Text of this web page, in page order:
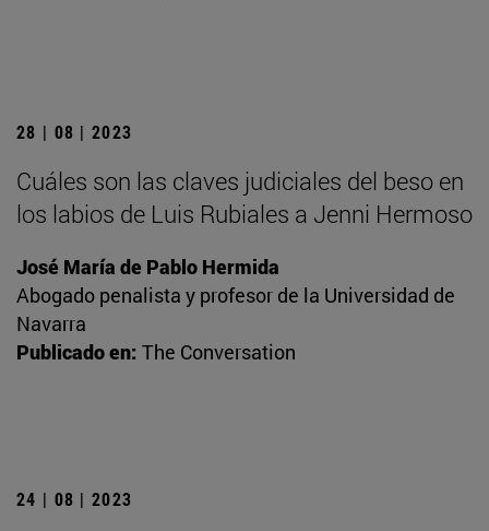
28 | 08 | 2023
Cuáles son las claves judiciales del beso en
los labios de Luis Rubiales a Jenni Hermoso
José María de Pablo Hermida
Abogado penalista y profesor de la Universidad de
Navarra
Publicado en: The Conversation
24 | 08 | 2023